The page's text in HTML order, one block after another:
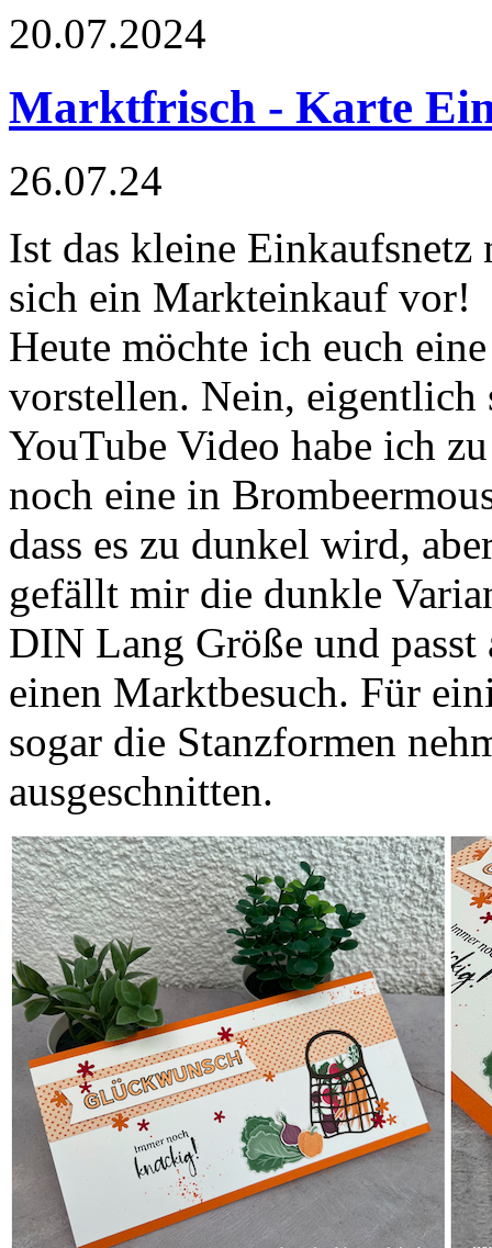
20.07.2024
Marktfrisch - Karte
26.07.24
Ist das kleine Einkaufsnetz
sich ein Markteinkauf vor!
Heute möchte ich euch
vorstellen. Nein, eigentlich
YouTube Video habe ich
noch eine in
dass es zu dunkel wird,
gefällt mir die dunkle
DIN Lang Größe und
einen Marktbesuch. Für
sogar die Stanzformen
ausgeschnitten.